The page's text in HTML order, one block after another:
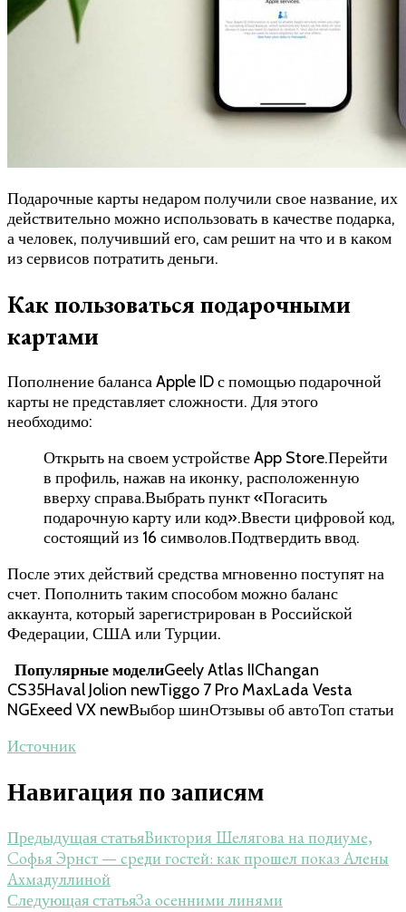
Подарочные карты недаром получили свое название, их
действительно можно использовать в качестве подарка,
а человек, получивший его, сам решит на что и в каком
из сервисов потратить деньги.
Как пользоваться подарочными
картами
Пополнение баланса Apple ID с помощью подарочной
карты не представляет сложности. Для этого
необходимо:
Открыть на своем устройстве App Store.Перейти
в профиль, нажав на иконку, расположенную
вверху справа.Выбрать пункт «Погасить
подарочную карту или код».Ввести цифровой код,
состоящий из 16 символов.Подтвердить ввод.
После этих действий средства мгновенно поступят на
счет. Пополнить таким способом можно баланс
аккаунта, который зарегистрирован в Российской
Федерации, США или Турции.
Популярные моделиGeely Atlas IIChangan
CS35Haval Jolion newTiggo 7 Pro MaxLada Vesta
NGExeed VX newВыбор шинОтзывы об автоТоп статьи
Источник
Навигация по записям
Предыдущая статьяВиктория Шелягова на подиуме,
Софья Эрнст — среди гостей: как прошел показ Алены
Ахмадуллиной
Следующая статьяЗа осенними линями